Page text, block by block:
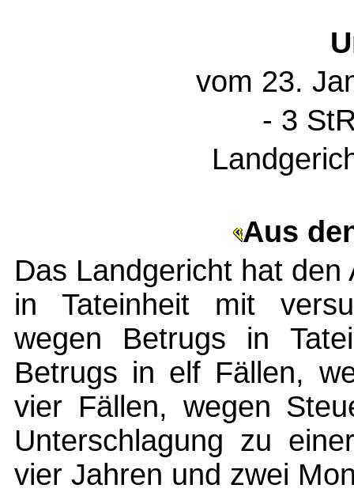
vom 23.
- 3
Aus
Das Landgericht hat
in Tateinheit mit
wegen Betrugs in
Betrugs in elf Fällen,
vier Fällen, wegen
Unterschlagung zu
vier Jahren und zwei